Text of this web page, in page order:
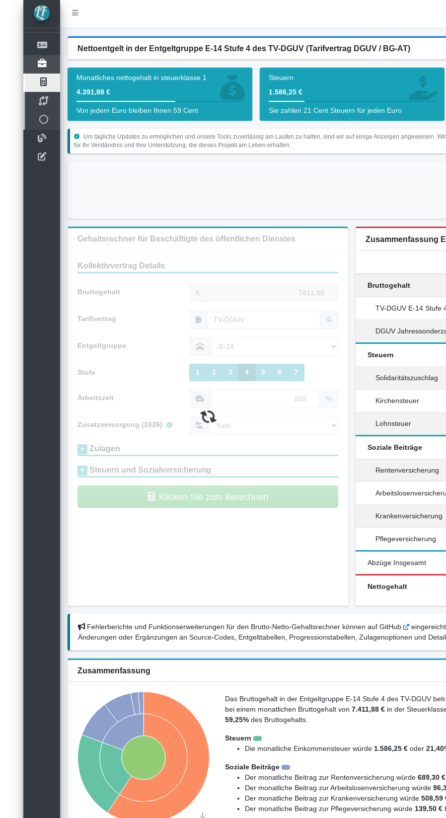
Nettoentgelt in der Entgeltgruppe E-14 Stufe 4 des TV-DGUV (Tarifvertrag DGUV / BG-AT)
Monatliches nettogehalt in steuerklasse 1
4.391,88 €
Von jedem Euro bleiben Ihnen 59 Cent
Steuern
1.586,25 €
Sie zahlen 21 Cent Steuern für jeden Euro
Um tägliche Updates zu ermöglichen und unsere Tools zuverlässig am Laufen zu halten, sind wir auf einige Anzeigen angewiesen.
für Ihr Verständnis und Ihre Unterstützung, die dieses Projekt am Leben erhalten.
Gehaltsrechner für Beschäftigte des öffentlichen Dienstes
Kollektivvertrag Details
Bruttogehalt €
Tarifvertrag
Entgeltgruppe
Stufe 1 2 3 4 5 6 7
Arbeitszeit %
Zusatzversorgung (2026)
Zulagen
Steuern und Sozialversicherung
Klicken Sie zum Berechnen
Zusammenfassung
Bruttogehalt
TV-DGUV E-14 Stufe
DGUV
Steuern
Solidaritätszuschlag
Kirchensteuer
Lohnsteuer
Soziale Beiträge
Rentenversicherung
Krankenversicherung
Pflegeversicherung
Abzüge Insgesamt
Nettogehalt
Fehlerberichte und Funktionserweiterungen für den Brutto-Netto-Gehaltsrechner können auf GitHub
Änderungen oder Ergänzungen an Source-Codes, Entgelttabellen, Progressionstabellen, Zulagenoptionen und
Zusammenfassung
Das Bruttogehalt in der Entgeltgruppe E-14 Stufe 4 des TV-DGUV
bei einem monatlichen Bruttogehalt von 7.411,88 €in der
59,25%des Bruttogehalts.
Steuern
Die monatliche Einkommensteuer würde 1.586,25 €oder
Soziale Beiträge
Der monatliche Beitrag zur Rentenversicherung würde 689,30 €
Der monatliche Beitrag zur Arbeitslosenversicherung würde
Der monatliche Beitrag zur Krankenversicherung würde 508,59
Der monatliche Beitrag zur Pflegeversicherung würde 139,50 €